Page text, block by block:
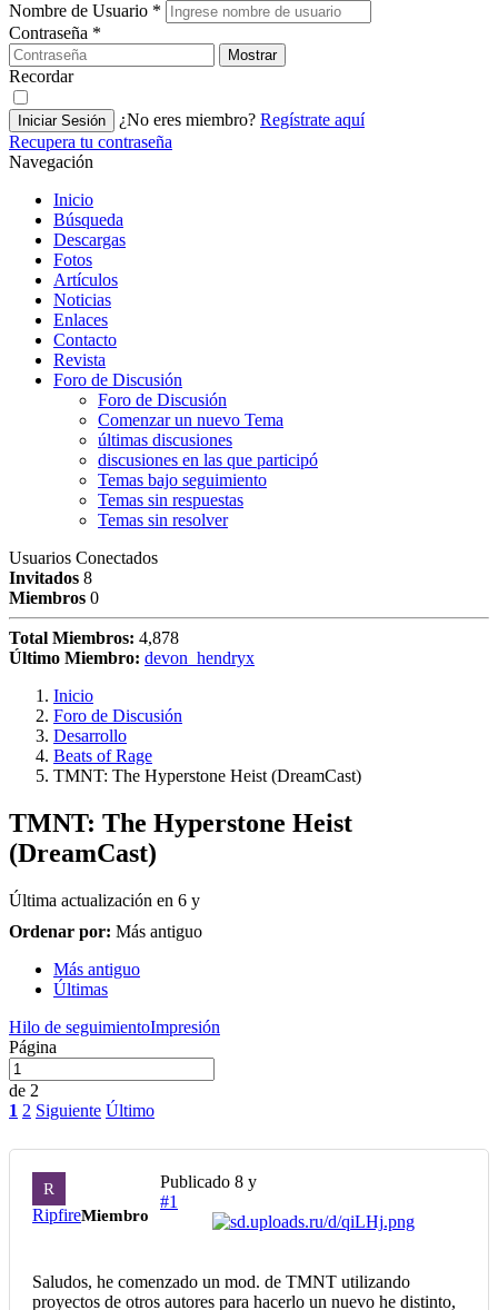
Nombre de Usuario *
Contraseña *
Mostrar
Recordar
Iniciar Sesión ¿No eres miembro? Regístrate aquí
Recupera tu contraseña
Navegación
Inicio
Búsqueda
Descargas
Fotos
Artículos
Noticias
Enlaces
Contacto
Revista
Foro de Discusión
Foro de Discusión
Comenzar un nuevo Tema
últimas discusiones
discusiones en las que participó
Temas bajo seguimiento
Temas sin respuestas
Temas sin resolver
Usuarios Conectados
Invitados 8
Miembros 0
Total Miembros: 4,878
Último Miembro: devon_hendryx
Inicio
Foro de Discusión
Desarrollo
Beats of Rage
TMNT: The Hyperstone Heist (DreamCast)
TMNT: The Hyperstone Heist
(DreamCast)
Última actualización en 6 y
Ordenar por: Más antiguo
Más antiguo
Últimas
Hilo de seguimientoImpresión
Página
de 2
1 2 Siguiente Último
R
RipfireMiembro
Publicado 8 y
#1
Saludos, he comenzado un mod. de TMNT utilizando
proyectos de otros autores para hacerlo un nuevo he distinto,